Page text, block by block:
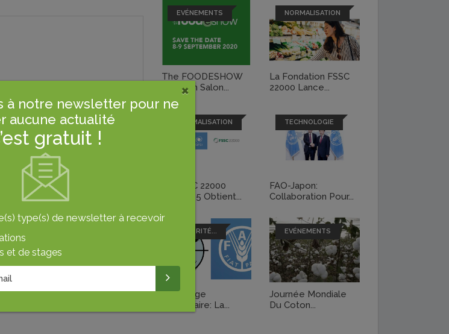
EVÉNEMENTS
The FOODESHOW
2020, Un Salon...
NORMALISATION
La Fondation FSSC
22000 Lance...
NORMALISATION
Le FSSC 22000
Version 5 Obtient...
TECHNOLOGIE
FAO-Japon:
Collaboration Pour...
SÉCURITÉ...
Gaspillage
Alimentaire: La...
EVÉNEMENTS
Journée Mondiale
Du Coton...
×
à notre newsletter pour ne
aucune actualité
gratuit !
type(s) de newsletter à recevoir
et de stages